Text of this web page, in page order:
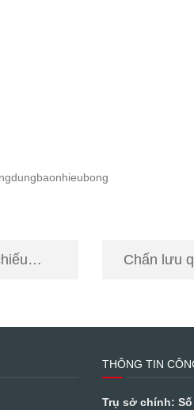
Chấn lưu
THÔNG TIN
Trụ sở chính: